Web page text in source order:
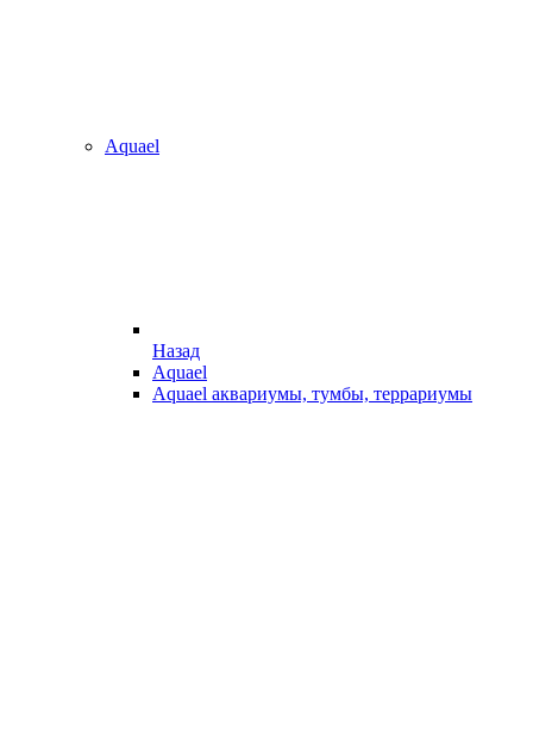
Aquael
Назад
Aquael
Aquael аквариумы, тумбы, террариумы